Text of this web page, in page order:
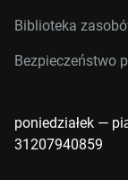
Biblioteka
Bezpieczeństwo
poniedziałek —
31207940859